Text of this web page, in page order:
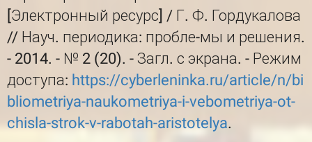
[Электронный ресурс] / Г. Ф. Гордукалова
// Науч. периодика: пробле-мы и решения.
- 2014. - № 2 (20). - Загл. с экрана. - Режим
доступа: https://cyberleninka.ru/article/n/bi
bliometriya-naukometriya-i-vebometriya-ot-
chisla-strok-v-rabotah-aristotelya.